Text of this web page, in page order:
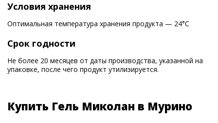
Условия хранения
Оптимальная температура хранения продукта — 24°С
Срок годности
Не более 20 месяцев от даты производства, указанной на
упаковке, после чего продукт утилизируется.
Купить Гель Миколан в Мурино